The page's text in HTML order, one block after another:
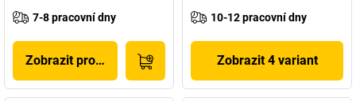
7-8 pracovní dny
Zobrazit produkt
10-12 pracovní dny
Zobrazit 4 variant